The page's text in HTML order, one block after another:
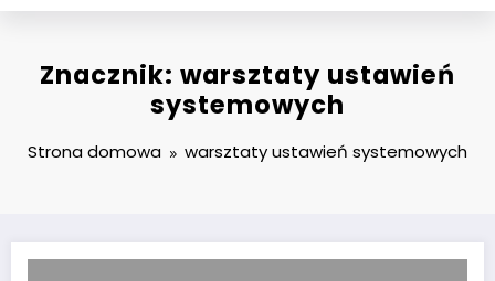
Znacznik: warsztaty ustawień
systemowych
Strona domowa warsztaty ustawień systemowych